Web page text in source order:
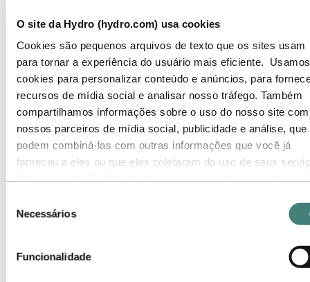
O site da Hydro (hydro.com) usa cookies
Cookies são pequenos arquivos de texto que os sites usam
para tornar a experiência do usuário mais eficiente. Usamos
cookies para personalizar conteúdo e anúncios, para
recursos de mídia social e analisar nosso tráfego. Também
compartilhamos informações sobre o uso do nosso site com
nossos parceiros de mídia social, publicidade e análise, que
podem combiná-las com outras informações que você já
forneceu a eles ou que eles coletaram do uso de seus
os cookies selecionados. Selecione o botão ‘Permitir todos’
configurações do seu navegador. Mas, lembre-se que ao
Necessários
Funcionalidade
Nossa abordagem
Relatórios de sustentabilidade
Roteiro para emissões líquidas zero
Operando na Amazônia brasileira
Contato de Sustentabilidade
Ir para:Carreiras
Oportunidades de emprego
Estudantes e graduados
A vida na Hydro
Áreas de carreira
Conheça nossa equipe
Jornada de recrutamento
Contato e perguntas frequentes
Contatos de investidores
Contatos de meios de comunicação